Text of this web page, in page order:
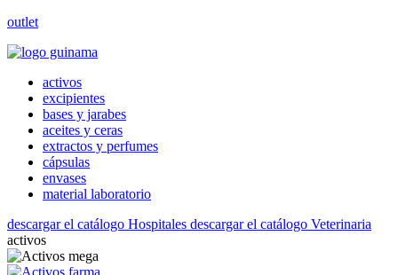
outlet
activos
excipientes
bases y jarabes
aceites y ceras
extractos y perfumes
cápsulas
envases
material laboratorio
descargar el catálogo Hospitales descargar el catálogo Veterinaria
activos